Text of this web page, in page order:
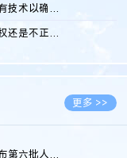
借助软件复现现有技术以确认相关参数特征是否被公开
键盘之争，是维权还是不正当竞争？
更多 >>
最高人民法院发布第六批人民法院种业知识产权司法保护典型案例 含...